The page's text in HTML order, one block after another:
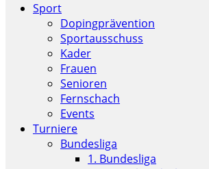
Sport
Dopingprävention
Sportausschuss
Kader
Frauen
Senioren
Fernschach
Events
Turniere
Bundesliga
1. Bundesliga